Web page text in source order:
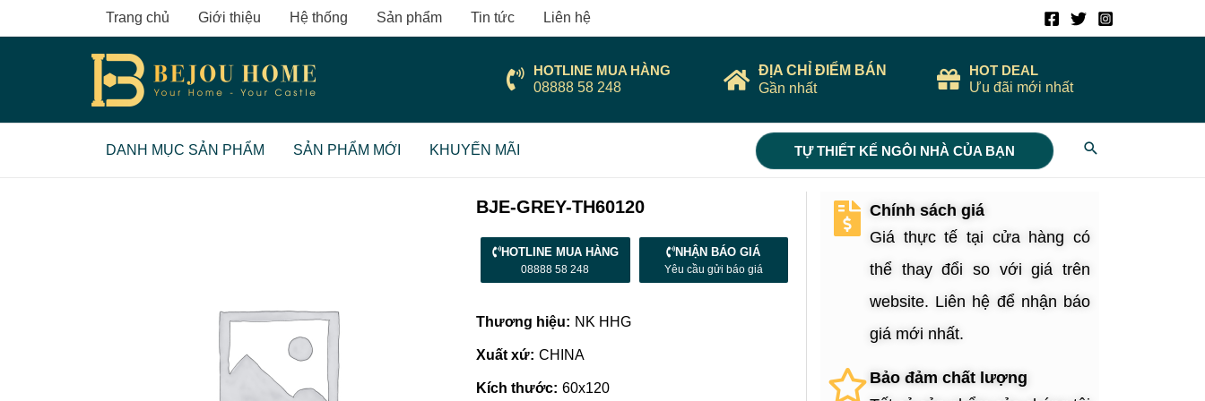
to
Trang chủ Giới thiệu Hệ thống Sản phẩm Tin tức Liên hệ
HOTLINE MUA HÀNG
08888 58 248
ĐỊA CHỈ ĐIỂM BÁN
Gần nhất
HOT DEAL
Ưu đãi mới nhất
DANH MỤC SẢN PHẨM SẢN PHẨM MỚI KHUYẾN MÃI TỰ THIẾT KẾ NGÔI NHÀ CỦA BẠN Search
BJE-GREY-TH60120
HOTLINE MUA HÀNG
08888 58 248
NHẬN BÁO GIÁ
Yêu cầu gửi báo giá
Thương hiệu: NK HHG
Xuất xứ: CHINA
Kích thước: 60x120
Chính sách giá
Giá thực tế tại cửa hàng có
thể thay đổi so với giá trên
website. Liên hệ để nhận báo
giá mới nhất.
Bảo đảm chất lượng